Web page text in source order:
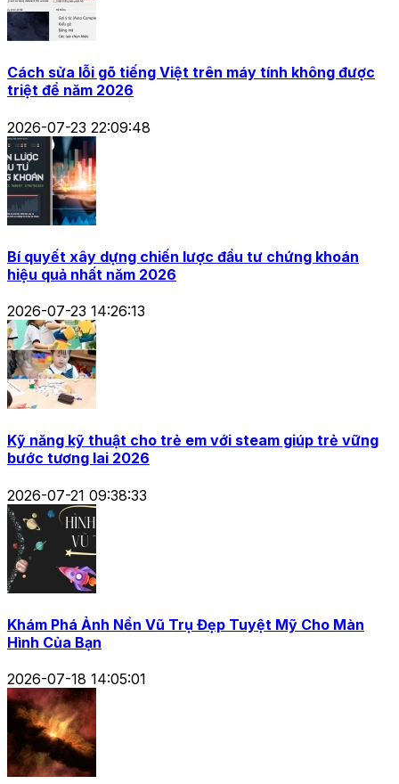
Cách sửa lỗi gõ tiếng Việt trên máy tính không được
triệt để năm 2026
2026-07-23 22:09:48
Bí quyết xây dựng chiến lược đầu tư chứng khoán
hiệu quả nhất năm 2026
2026-07-23 14:26:13
Kỹ năng kỹ thuật cho trẻ em với steam giúp trẻ vững
bước tương lai 2026
2026-07-21 09:38:33
Khám Phá Ảnh Nền Vũ Trụ Đẹp Tuyệt Mỹ Cho Màn
Hình Của Bạn
2026-07-18 14:05:01